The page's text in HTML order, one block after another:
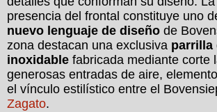
presencia del frontal constituye uno
nuevo lenguaje de diseño de
zona destacan una exclusiva parrilla
inoxidable fabricada mediante corte
generosas entradas de aire,
el vínculo estilístico entre el
Zagato.